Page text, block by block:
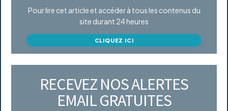
Pour lire cet article et accéder à tous les contenus du
site durant 24 heures
CLIQUEZ ICI
RECEVEZ NOS ALERTES
EMAIL GRATUITES